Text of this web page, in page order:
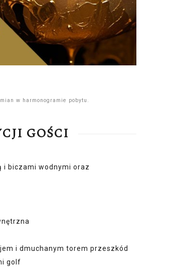
w harmonogramie pobytu.
GOŚCI
i biczami wodnymi oraz
i dmuchanym torem przeszkód
golf